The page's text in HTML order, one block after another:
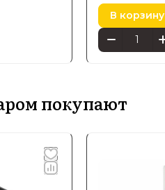
В корзину
покупают